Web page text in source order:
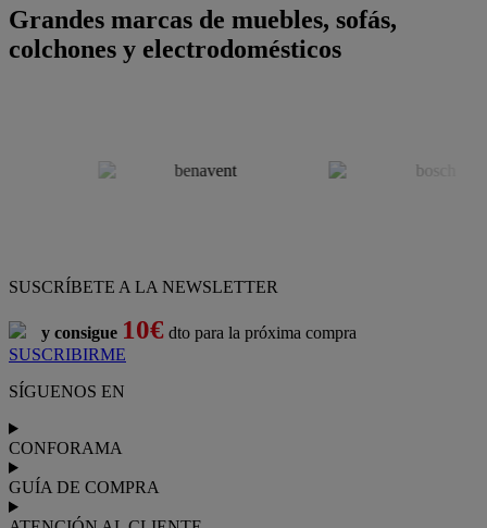
Grandes marcas de muebles, sofás,
colchones y electrodomésticos
SUSCRÍBETE A LA NEWSLETTER
y consigue 10€ dto para la próxima compra
SUSCRIBIRME
SÍGUENOS EN
CONFORAMA
GUÍA DE COMPRA